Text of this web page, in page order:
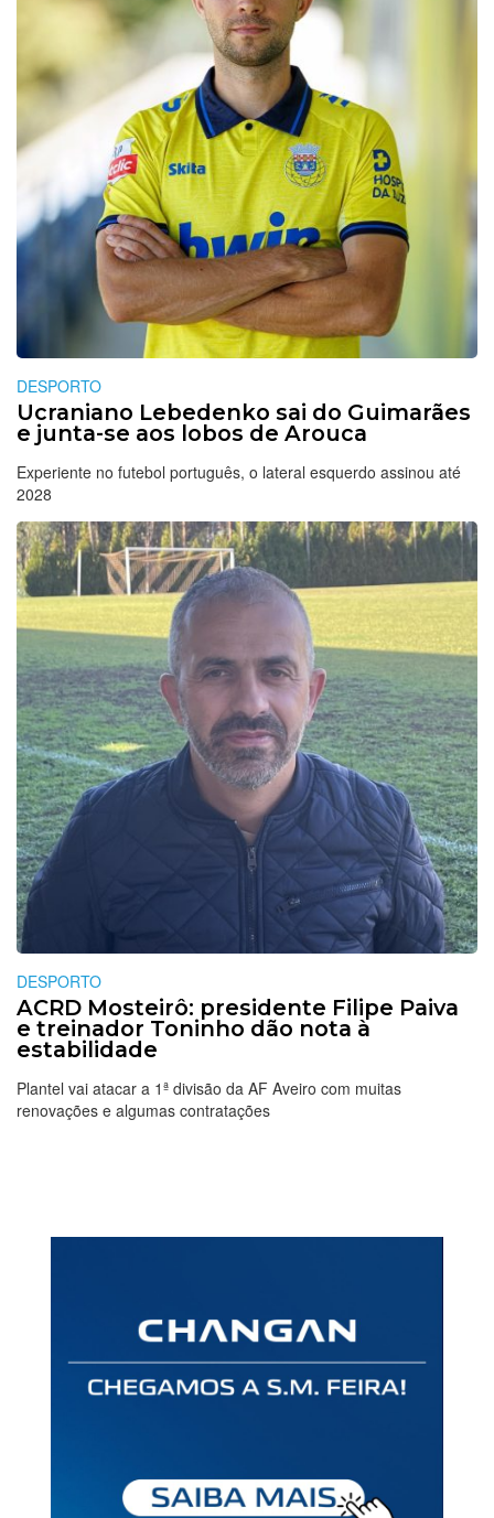
DESPORTO
Ucraniano Lebedenko sai do Guimarães
e junta-se aos lobos de Arouca
Experiente no futebol português, o lateral esquerdo assinou até
2028
DESPORTO
ACRD Mosteirô: presidente Filipe Paiva
e treinador Toninho dão nota à
estabilidade
Plantel vai atacar a 1ª divisão da AF Aveiro com muitas
renovações e algumas contratações